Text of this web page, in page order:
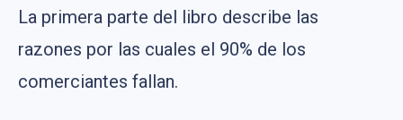
La primera parte del libro describe las
razones por las cuales el 90% de los
comerciantes fallan.